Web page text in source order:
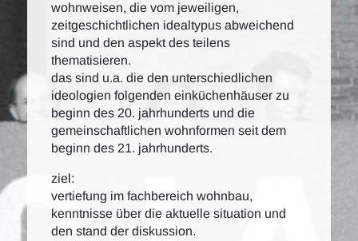
wohnweisen, die vom jeweiligen,
zeitgeschichtlichen idealtypus abweichend
sind und den aspekt des teilens
thematisieren.
das sind u.a. die den unterschiedlichen
ideologien folgenden einküchenhäuser zu
beginn des 20. jahrhunderts und die
gemeinschaftlichen wohnformen seit dem
beginn des 21. jahrhunderts.
ziel:
vertiefung im fachbereich wohnbau,
kenntnisse über die aktuelle situation und
den stand der diskussion.